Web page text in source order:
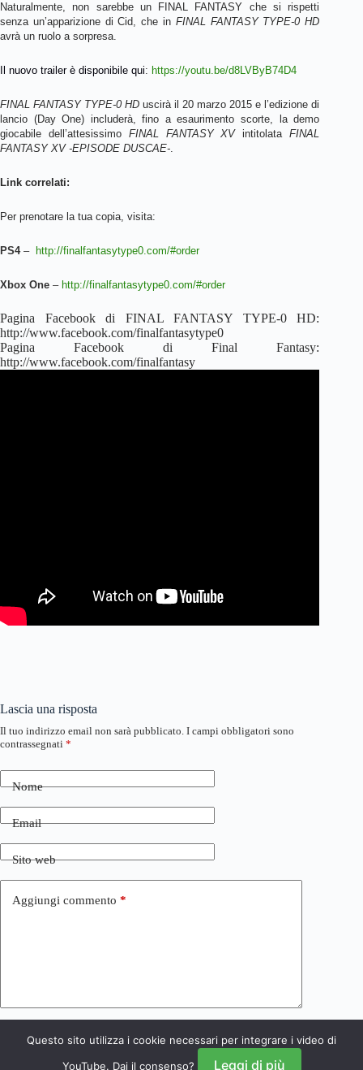
Naturalmente, non sarebbe un FINAL FANTASY che si rispetti
senza un’apparizione di Cid, che in FINAL FANTASY TYPE-0 HD
avrà un ruolo a sorpresa.
Il nuovo trailer è disponibile qui: https://youtu.be/d8LVByB74D4
FINAL FANTASY TYPE-0 HD uscirà il 20 marzo 2015 e l’edizione di
lancio (Day One) includerà, fino a esaurimento scorte, la demo
giocabile dell’attesissimo FINAL FANTASY XVintitolataFINAL
FANTASY XV -EPISODE DUSCAE-.
Link correlati:
Per prenotare la tua copia, visita:
PS4 – http://finalfantasytype0.com/#order
Xbox One – http://finalfantasytype0.com/#order
Pagina Facebook di FINAL FANTASY TYPE-0 HD:
http://www.facebook.com/finalfantasytype0
Pagina Facebook di Final Fantasy:
http://www.facebook.com/finalfantasy
Lascia una risposta
Il tuo indirizzo email non sarà pubblicato. I campi obbligatori sono
contrassegnati *
Nome
Email
Sito web
Aggiungi commento *
Invia commento
Questo sito utilizza i cookie necessari per integrare i video di
YouTube. Dai il consenso?
Leggi di più